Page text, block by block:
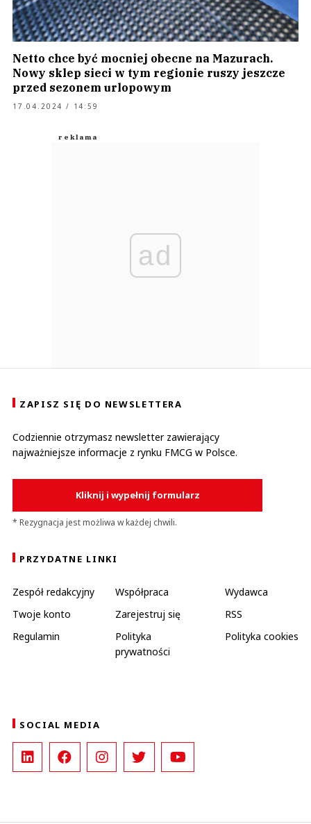
Netto chce być mocniej obecne na Mazurach.
Nowy sklep sieci w tym regionie ruszy jeszcze
przed sezonem urlopowym
17.04.2024 / 14:59
ad
ZAPISZ SIĘ DO NEWSLETTERA
Codziennie otrzymasz newsletter zawierający
najważniejsze informacje z rynku FMCG w Polsce.
Kliknij i wypełnij formularz
* Rezygnacja jest możliwa w każdej chwili.
PRZYDATNE LINKI
Zespół redakcyjny Współpraca
Wydawca
Twoje konto
Zarejestruj się
RSS
Regulamin
Polityka
prywatności
Polityka cookies
SOCIAL MEDIA